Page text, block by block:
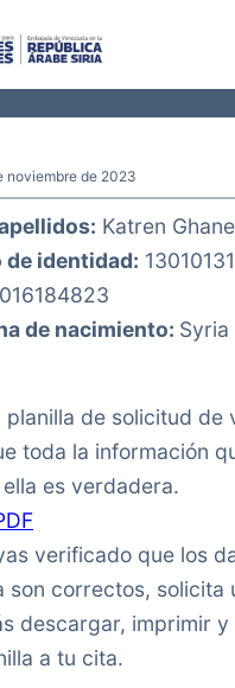
noviembre de 2023
Katren
de identidad:
016184823
de nacimiento: Syria
planilla de solicitud de
toda la información
es verdadera.
verificado que los
son correctos, solicita
descargar, imprimir y
a tu cita.